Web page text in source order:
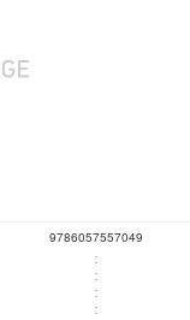
9786057557049
:
:
:
: